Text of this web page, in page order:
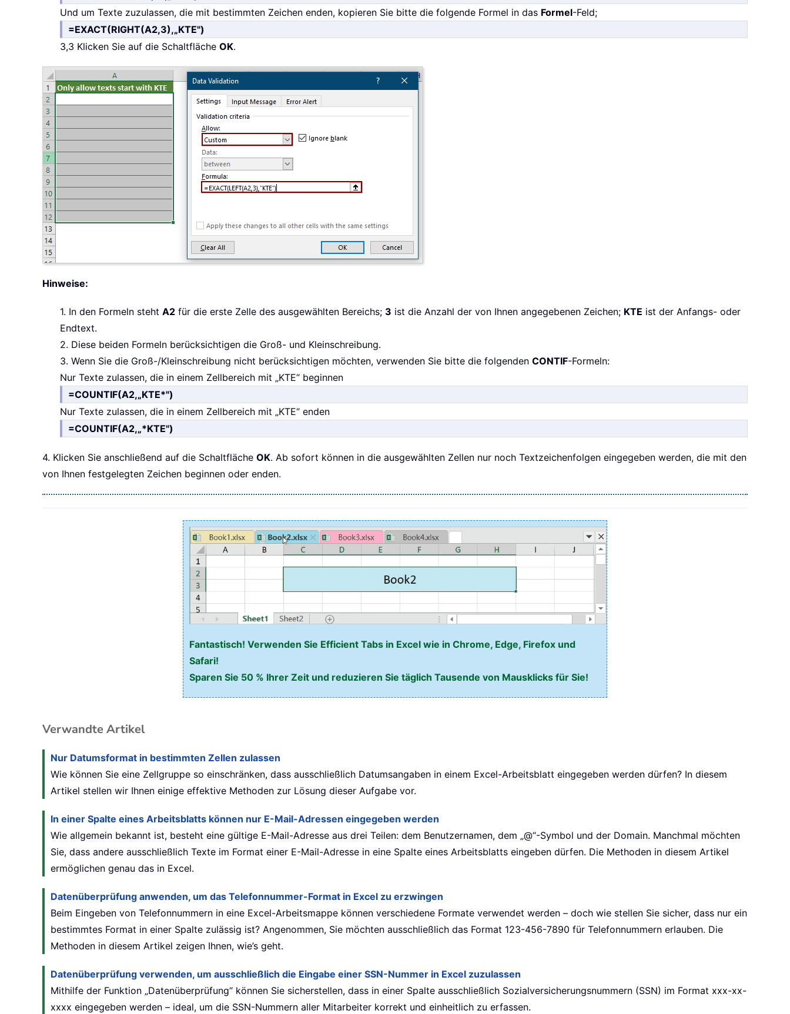
Und um Texte zuzulassen, die mit bestimmten Zeichen enden, kopieren Sie bitte die folgende Formel in das Formel-Feld;
=EXACT(RIGHT(A2,3),„KTE")
3,3 Klicken Sie auf die Schaltfläche OK.
Hinweise:
1. In den Formeln steht A2 für die erste Zelle des ausgewählten Bereichs; 3 ist die Anzahl der von Ihnen angegebenen Zeichen; KTE ist der Anfangs- oder
Endtext.
2. Diese beiden Formeln berücksichtigen die Groß- und Kleinschreibung.
3. Wenn Sie die Groß-/Kleinschreibung nicht berücksichtigen möchten, verwenden Sie bitte die folgenden CONTIF-Formeln:
Nur Texte zulassen, die in einem Zellbereich mit „KTE“ beginnen
=COUNTIF(A2,„KTE*")
Nur Texte zulassen, die in einem Zellbereich mit „KTE“ enden
=COUNTIF(A2,„*KTE")
4. Klicken Sie anschließend auf die Schaltfläche OK. Ab sofort können in die ausgewählten Zellen nur noch Textzeichenfolgen eingegeben werden, die mit den
von Ihnen festgelegten Zeichen beginnen oder enden.
Fantastisch! Verwenden Sie Efficient Tabs in Excel wie in Chrome, Edge, Firefox und
Safari!
Sparen Sie 50 % Ihrer Zeit und reduzieren Sie täglich Tausende von Mausklicks für Sie!
Verwandte Artikel
Nur Datumsformat in bestimmten Zellen zulassen
Wie können Sie eine Zellgruppe so einschränken, dass ausschließlich Datumsangaben in einem Excel-Arbeitsblatt eingegeben werden dürfen? In diesem
Artikel stellen wir Ihnen einige effektive Methoden zur Lösung dieser Aufgabe vor.
In einer Spalte eines Arbeitsblatts können nur E-Mail-Adressen eingegeben werden
Wie allgemein bekannt ist, besteht eine gültige E-Mail-Adresse aus drei Teilen: dem Benutzernamen, dem „@“-Symbol und der Domain. Manchmal möchten
Sie, dass andere ausschließlich Texte im Format einer E-Mail-Adresse in eine Spalte eines Arbeitsblatts eingeben dürfen. Die Methoden in diesem Artikel
ermöglichen genau das in Excel.
Datenüberprüfung anwenden, um das Telefonnummer-Format in Excel zu erzwingen
Beim Eingeben von Telefonnummern in eine Excel-Arbeitsmappe können verschiedene Formate verwendet werden – doch wie stellen Sie sicher, dass nur ein
bestimmtes Format in einer Spalte zulässig ist? Angenommen, Sie möchten ausschließlich das Format 123-456-7890 für Telefonnummern erlauben. Die
Methoden in diesem Artikel zeigen Ihnen, wie’s geht.
Datenüberprüfung verwenden, um ausschließlich die Eingabe einer SSN-Nummer in Excel zuzulassen
Mithilfe der Funktion „Datenüberprüfung“ können Sie sicherstellen, dass in einer Spalte ausschließlich Sozialversicherungsnummern (SSN) im Format xxx-xx-
xxxx eingegeben werden – ideal, um die SSN-Nummern aller Mitarbeiter korrekt und einheitlich zu erfassen.